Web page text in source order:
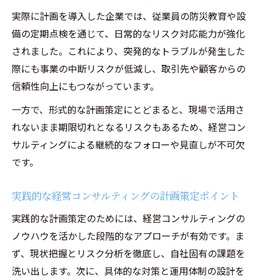
の提案
事業継続力強化計画策定のメリット・デメ
リット解説
実際に計画を導入した企業では、従業員の防災教育や設
備の定期点検を通じて、日常的なリスク対応能力が強化
されました。これにより、突発的なトラブルが発生した
際にも事業の中断リスクが低減し、取引先や顧客からの
信頼性向上にもつながっています。
一方で、形式的な計画策定にとどまると、現場で活用さ
れないまま期限切れとなるリスクもあるため、経営コン
サルティングによる継続的なフォローや見直しが不可欠
です。
実践的な経営コンサルティングの計画策定ポイント
実践的な計画策定のためには、経営コンサルティングの
ノウハウを活かした段階的なアプローチが有効です。ま
ず、現状把握とリスク分析を徹底し、自社固有の課題を
洗い出します。次に、具体的な対策と運用体制の設計を